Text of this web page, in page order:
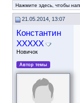
Нажмите здесь, чтобы
21.05.2014, 13:07
Константин
XXXXX
Новичок
Автор темы